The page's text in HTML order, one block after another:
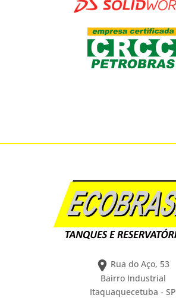
Rua do Aço, 53
Bairro Industrial
Itaquaquecetuba - SP